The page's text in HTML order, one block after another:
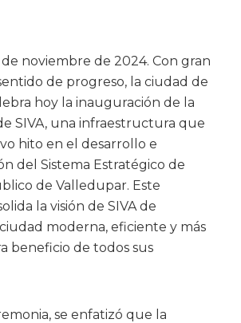
noviembre de 2024. Con gran
de progreso, la ciudad de
hoy la inauguración de la
SIVA, una infraestructura que
hito en el desarrollo e
del Sistema Estratégico de
de Valledupar. Este
la visión de SIVA de
moderna, eficiente y más
beneficio de todos sus
se enfatizó que la